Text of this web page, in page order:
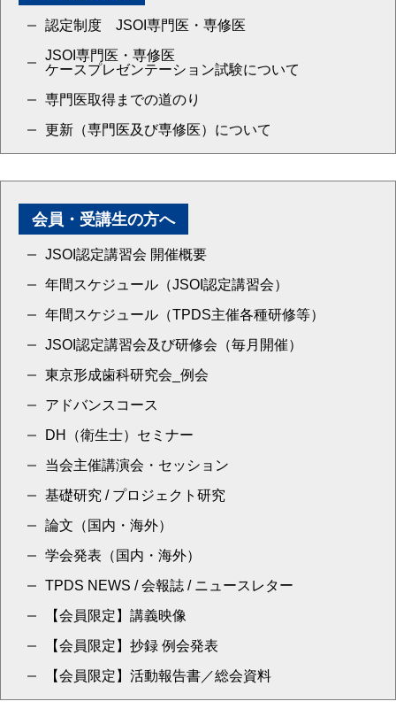
認定制度 JSOI専門医・専修医
JSOI専門医・専修医
ケースプレゼンテーション試験について
専門医取得までの道のり
更新（専門医及び専修医）について
会員・受講生の方へ
JSOI認定講習会 開催概要
年間スケジュール（JSOI認定講習会）
年間スケジュール（TPDS主催各種研修等）
JSOI認定講習会及び研修会（毎月開催）
東京形成歯科研究会_例会
アドバンスコース
DH（衛生士）セミナー
当会主催講演会・セッション
基礎研究 / プロジェクト研究
論文（国内・海外）
学会発表（国内・海外）
TPDS NEWS / 会報誌 / ニュースレター
【会員限定】講義映像
【会員限定】抄録 例会発表
【会員限定】活動報告書／総会資料